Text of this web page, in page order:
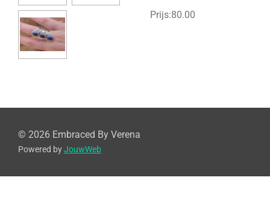
Prijs:80.00
© 2026 Embraced By Verena
Powered byJouwWeb